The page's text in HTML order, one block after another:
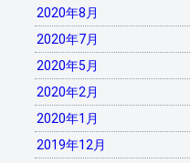
2020年8月
2020年7月
2020年5月
2020年2月
2020年1月
2019年12月